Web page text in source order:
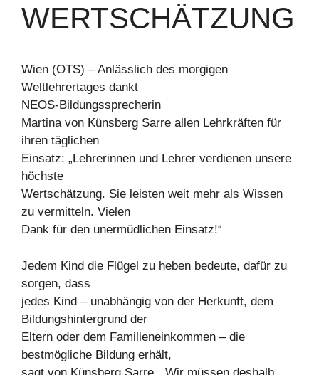
WERTSCHÄTZUNG
Wien (OTS) – Anlässlich des morgigen
Weltlehrertages dankt
NEOS-Bildungssprecherin
Martina von Künsberg Sarre allen Lehrkräften für
ihren täglichen
Einsatz: „Lehrerinnen und Lehrer verdienen unsere
höchste
Wertschätzung. Sie leisten weit mehr als Wissen
zu vermitteln. Vielen
Dank für den unermüdlichen Einsatz!“
Jedem Kind die Flügel zu heben bedeute, dafür zu
sorgen, dass
jedes Kind – unabhängig von der Herkunft, dem
Bildungshintergrund der
Eltern oder dem Familieneinkommen – die
bestmögliche Bildung erhält,
sagt von Künsberg Sarre. „Wir müssen deshalb